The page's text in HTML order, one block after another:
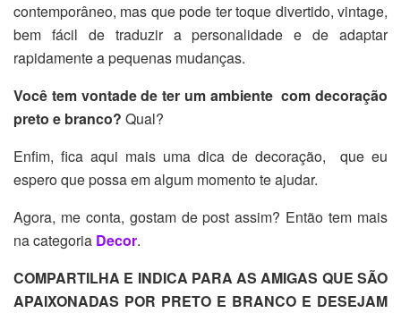
contemporâneo, mas que pode ter toque divertido, vintage,
bem fácil de traduzir a personalidade e de adaptar
rapidamente a pequenas mudanças.
Você tem vontade de ter um ambiente com decoração
preto e branco? Qual?
Enfim, fica aqui mais uma dica de decoração, que eu
espero que possa em algum momento te ajudar.
Agora, me conta, gostam de post assim? Então tem mais
na categoria Decor.
COMPARTILHA E INDICA PARA AS AMIGAS QUE SÃO
APAIXONADAS POR PRETO E BRANCO E DESEJAM